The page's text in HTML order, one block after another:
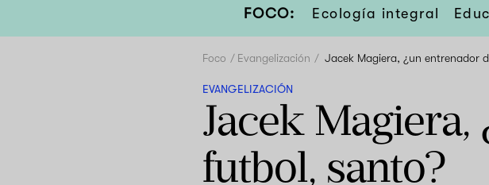
FOCO: Ecología integral
Foco Evangelización Jacek Magiera, ¿un entrenador
EVANGELIZACIÓN
Jacek
futbol, santo?